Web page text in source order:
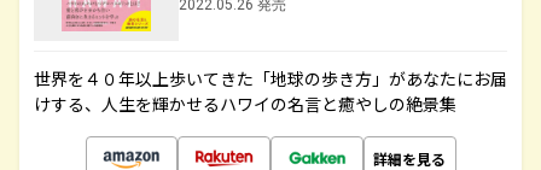
2022.05.26 発売
世界を４０年以上歩いてきた「地球の歩き方」があなたにお届
けする、人生を輝かせるハワイの名言と癒やしの絶景集
詳細を見る